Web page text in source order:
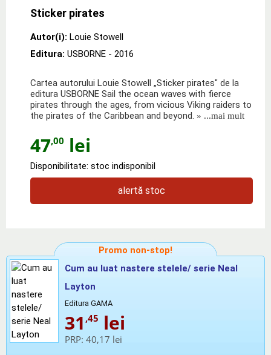
Sticker pirates
Autor(i): Louie Stowell
Editura: USBORNE - 2016
Cartea autorului Louie Stowell „Sticker pirates" de la
editura USBORNE Sail the ocean waves with fierce
pirates through the ages, from vicious Viking raiders to
the pirates of the Caribbean and beyond. » ...mai mult
47,00 lei
Disponibilitate: stoc indisponibil
alertă stoc
Promo non-stop!
Cum au luat nastere stelele/ serie Neal
Layton
Editura GAMA
31 ,45 lei
PRP: 40,17 lei